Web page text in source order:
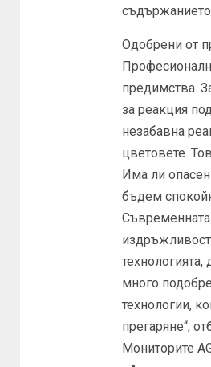
Одобрени от
предимства.
за реакция
незабавна
цветовете.
Има ли
бъдем
Съвременната
много
технологии,
прегаряне“,
Мониторите